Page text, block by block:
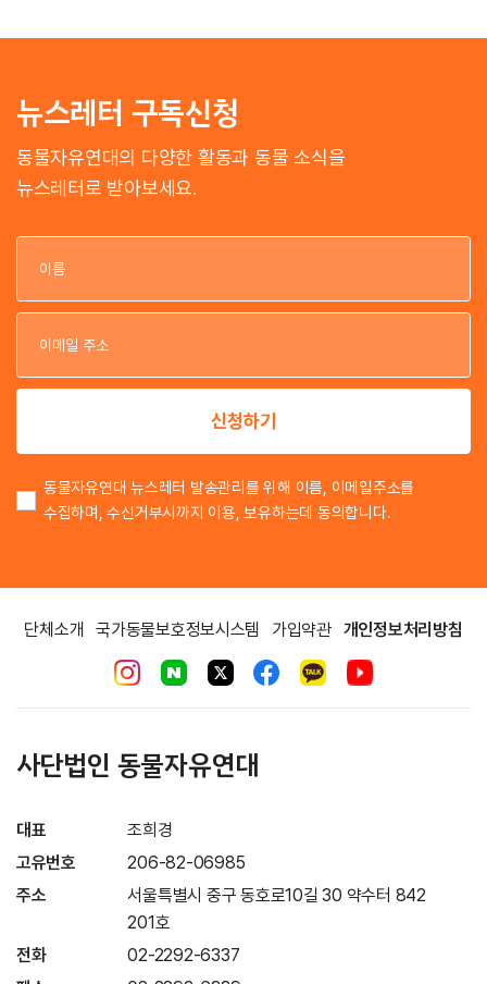
뉴스레터 구독신청
동물자유연대의 다양한 활동과 동물 소식을
뉴스레터로 받아보세요.
이
이
신청하기
동물자유연대 뉴스레터 발송관리를 위해 이름, 이메일주소를
수집하며, 수신거부시까지 이용, 보유하는데 동의합니다.
단체소개 국가동물보호정보시스템 가입약관 개인정보처리방침
사단법인 동물자유연대
대표
조희경
고유번호
206-82-06985
주소
서울특별시 중구 동호로10길 30 약수터 842
201호
전화
02-2292-6337